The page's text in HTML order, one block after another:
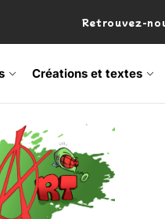
Retrouvez-
Créations et textes
(Lyon)
(Vaulx-en-Velin)